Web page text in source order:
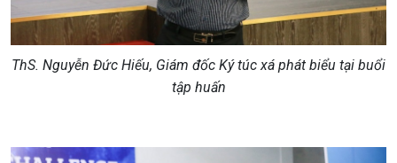
ThS. Nguyễn Đức Hiếu, Giám đốc Ký túc xá phát biểu tại buổi
tập huấn